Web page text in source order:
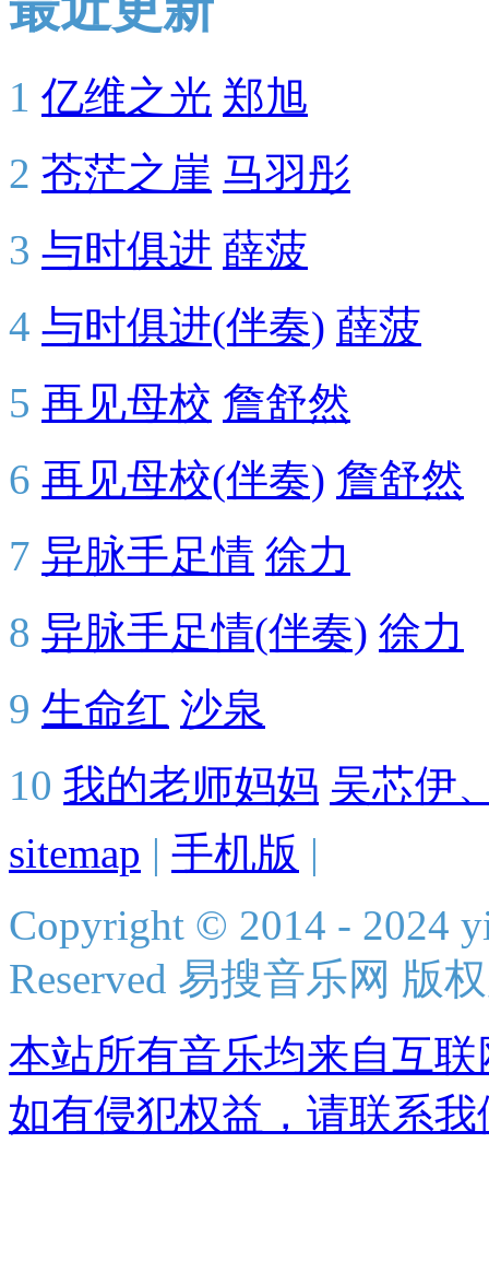
1 亿维之光 郑旭
2 苍茫之崖 马羽彤
3 与时俱进 薛菠
4 与时俱进(伴奏) 薛菠
5 再见母校 詹舒然
6 再见母校(伴奏) 詹舒然
7 异脉手足情 徐力
8 异脉手足情(伴奏) 徐力
9 生命红 沙泉
10 我的老师妈妈 吴芯伊
sitemap | 手机版 |
Copyright © 2014 - 2024
Reserved 易搜音乐网 版
本站所有音乐均来自互
如有侵犯权益，请联系